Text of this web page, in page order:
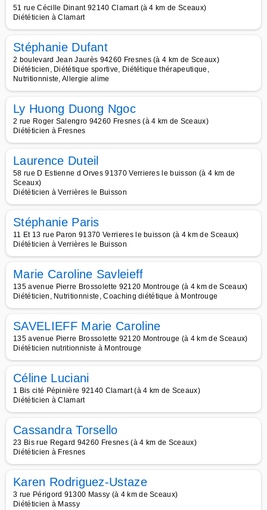
51 rue Cécille Dinant 92140 Clamart (à 4 km de Sceaux)
Diététicien à Clamart
Stéphanie Dufant
2 boulevard Jean Jaurès 94260 Fresnes (à 4 km de Sceaux)
Diététicien, Diététique sportive, Diététique thérapeutique,
Nutritionniste, Allergie alime
Ly Huong Duong Ngoc
2 rue Roger Salengro 94260 Fresnes (à 4 km de Sceaux)
Diététicien à Fresnes
Laurence Duteil
58 rue D Estienne d Orves 91370 Verrieres le buisson (à 4 km de
Sceaux)
Diététicien à Verrières le Buisson
Stéphanie Paris
11 Et 13 rue Paron 91370 Verrieres le buisson (à 4 km de Sceaux)
Diététicien à Verrières le Buisson
Marie Caroline Savleieff
135 avenue Pierre Brossolette 92120 Montrouge (à 4 km de Sceaux)
Diététicien, Nutritionniste, Coaching diététique à Montrouge
SAVELIEFF Marie Caroline
135 avenue Pierre Brossolette 92120 Montrouge (à 4 km de Sceaux)
Diététicien nutritionniste à Montrouge
Céline Luciani
1 Bis cité Pépinière 92140 Clamart (à 4 km de Sceaux)
Diététicien à Clamart
Cassandra Torsello
23 Bis rue Regard 94260 Fresnes (à 4 km de Sceaux)
Diététicien à Fresnes
Karen Rodriguez-Ustaze
3 rue Périgord 91300 Massy (à 4 km de Sceaux)
Diététicien à Massy